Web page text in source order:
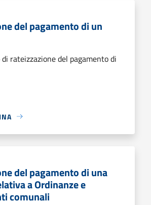
del pagamento di un
rateizzazione del pagamento di
del pagamento di una
a Ordinanze e
comunali